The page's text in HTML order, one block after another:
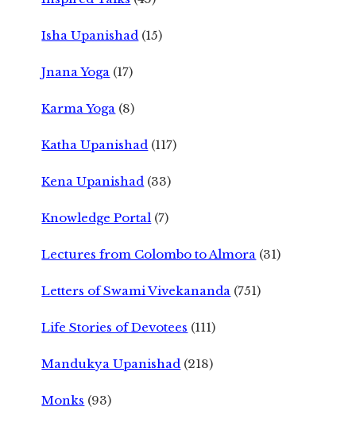
Isha Upanishad (15)
Jnana Yoga (17)
Karma Yoga (8)
Katha Upanishad (117)
Kena Upanishad (33)
Knowledge Portal (7)
Lectures from Colombo to Almora (31)
Letters of Swami Vivekananda (751)
Life Stories of Devotees (111)
Mandukya Upanishad (218)
Monks (93)